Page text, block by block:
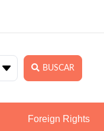
BUSCAR
Foreign Rights